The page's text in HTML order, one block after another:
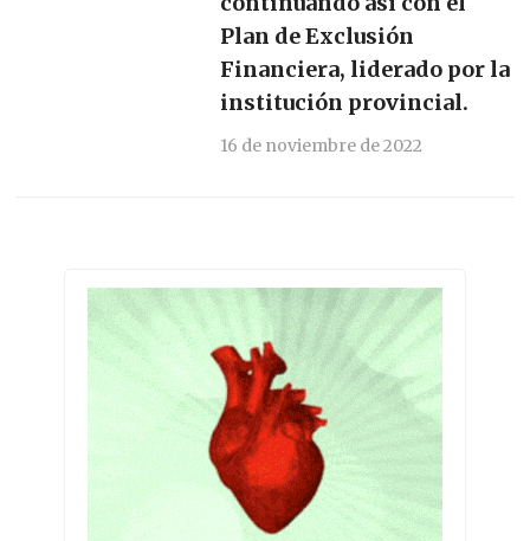
Plan de Exclusión
Financiera, liderado por la
institución provincial.
16 de noviembre de 2022